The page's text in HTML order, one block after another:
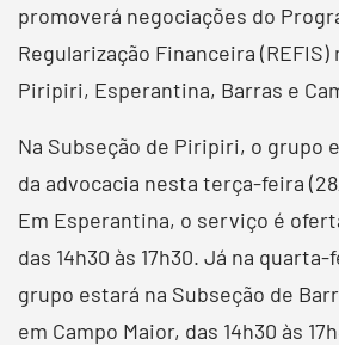
promoverá negociações do
Regularização Financeira (REFIS)
Piripiri, Esperantina, Barras e
Na Subseção de Piripiri, o grupo
da advocacia nesta terça-feira
Em Esperantina, o serviço é
das 14h30 às 17h30. Já na
grupo estará na Subseção de
em Campo Maior, das 14h30 às